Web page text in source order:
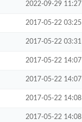
2022-09-29 11:27
2017-05-22 03:25
2017-05-22 03:31
2017-05-22 14:07
2017-05-22 14:07
2017-05-22 14:08
2017-05-22 14:08